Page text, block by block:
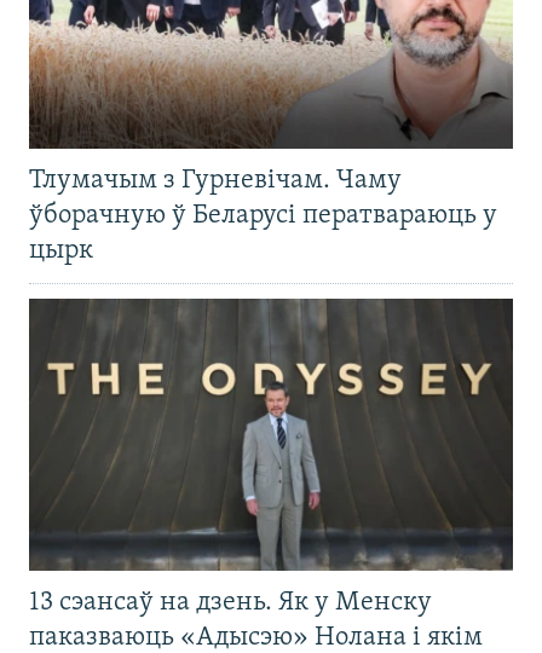
Тлумачым з Гурневічам. Чаму
ўборачную ў Беларусі ператвараюць у
цырк
13 сэансаў на дзень. Як у Менску
паказваюць «Адысэю» Нолана і якім